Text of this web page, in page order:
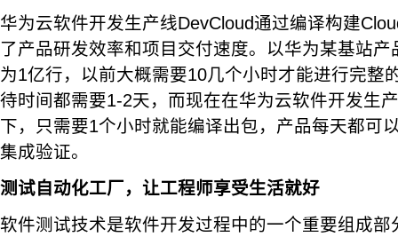
华为云软件开发生产线DevCloud通过编译构建
了产品研发效率和项目交付速度。以华为某基站
为1亿行，以前大概需要10几个小时才能进行完整
待时间都需要1-2天，而现在在华为云软件开发生
下，只需要1个小时就能编译出包，产品每天都可
集成验证。
测试自动化工厂，让工程师享受生活就好
软件测试技术是软件开发过程中的一个重要组成